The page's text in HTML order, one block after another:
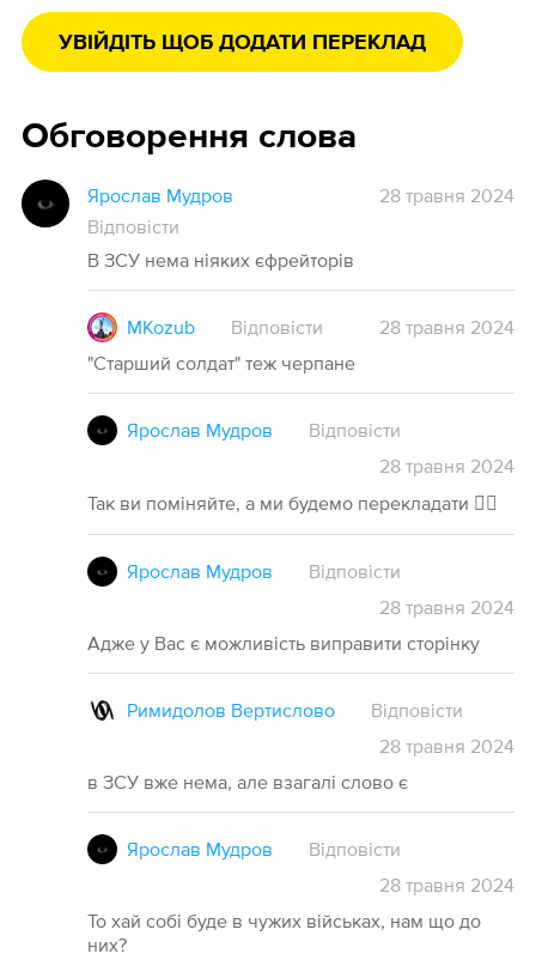
УВІЙДІТЬ ЩОБ ДОДАТИ ПЕРЕКЛАД
Обговорення слова
Ярослав Мудров
28 травня 2024
Відповісти
В ЗСУ нема ніяких єфрейторів
MKozub Відповісти 28травня 2024
"Старший солдат" теж черпане
Ярослав Мудров
Відповісти
28травня 2024
Так ви поміняйте, а ми будемо перекладати 🤷‍♂️
Ярослав Мудров
Відповісти
28травня 2024
Адже у Вас є можливість виправити сторінку
Римидолов Вертислово
Відповісти
28травня 2024
в ЗСУ вже нема, але взагалі слово є
Ярослав Мудров
Відповісти
28травня 2024
То хай собі буде в чужих військах, нам що до
них?